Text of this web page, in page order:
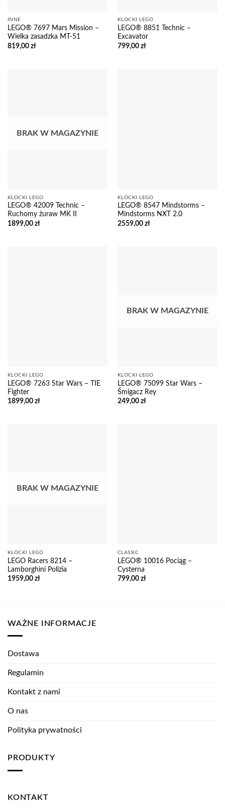
INNE
LEGO® 7697 Mars Mission –
Wielka zasadzka MT-51
819,00 zł
KLOCKI LEGO
LEGO® 8851 Technic –
Excavator
799,00 zł
BRAK W MAGAZYNIE
KLOCKI LEGO
LEGO® 42009 Technic –
Ruchomy żuraw MK II
1899,00 zł
KLOCKI LEGO
LEGO® 8547 Mindstorms –
Mindstorms NXT 2.0
2559,00 zł
KLOCKI LEGO
LEGO® 7263 Star Wars – TIE
Fighter
1899,00 zł
BRAK W MAGAZYNIE
KLOCKI LEGO
LEGO® 75099 Star Wars –
Śmigacz Rey
249,00 zł
BRAK W MAGAZYNIE
KLOCKI LEGO
LEGO Racers 8214 –
Lamborghini Polizia
1959,00 zł
CLASSIC
LEGO® 10016 Pociąg –
Cysterna
799,00 zł
WAŻNE INFORMACJE
Dostawa
Regulamin
Kontakt z nami
O nas
Polityka prywatności
PRODUKTY
KONTAKT